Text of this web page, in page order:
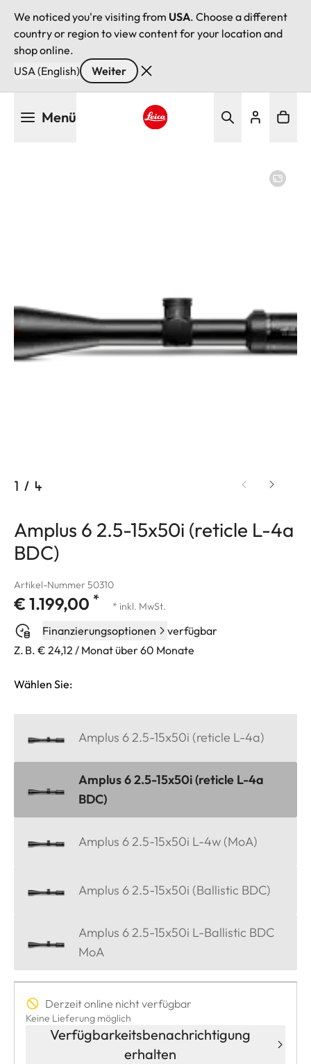
We noticed you're visiting from USA. Choose a different
country or region to view content for your location and
shop online.
USA (English)
Weiter
Menü
1 / 4
Amplus 6 2.5-15x50i (reticle L-4a
BDC)
Artikel-Nummer 50310
€ 1.199,00 * * inkl. MwSt.
Finanzierungsoptionen
verfügbar
Z. B. € 24,12 / Monat über 60 Monate
Wählen Sie:
Amplus 6 2.5-15x50i (reticle L-4a)
Amplus 6 2.5-15x50i (reticle L-4a
BDC)
Amplus 6 2.5-15x50i L-4w (MoA)
Amplus 6 2.5-15x50i (Ballistic BDC)
Amplus 6 2.5-15x50i L-Ballistic BDC
MoA
Derzeit online nicht verfügbar
Keine Lieferung möglich
Verfügbarkeitsbenachrichtigung
erhalten